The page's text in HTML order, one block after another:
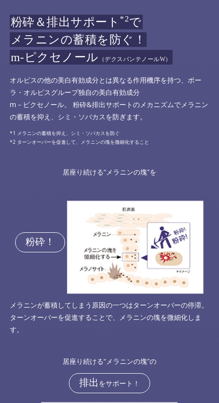
粉砕＆排出サポート *2で
メラニンの蓄積を防ぐ！
m-ピクセノール
（デクスパンテノールW）
オルビスの他の美白有効成分とは異なる作用機序を持つ、ポー
ラ・オルビスグループ独自の美白有効成分
m－ピクセノール。 粉砕&排出サポートのメカニズムでメラニン
の蓄積を抑え、シミ・ソバカスを防ぎます。
メラニンの蓄積を抑え、シミ・ソバカスを防ぐ
ターンオーバーを促進して、メラニンの塊を微細化すること
居座り続ける“メラニンの塊”を
粉砕！
メラニンが蓄積してしまう原因の一つはターンオーバーの停滞。
ターンオーバーを促進することで、メラニンの塊を微細化しま
す。
居座り続ける“メラニンの塊”の
排出 をサポート！